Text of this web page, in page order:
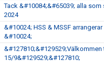
Tack &#10084;&#65039; alla
2024
&#10024; HSS & MSSF
&#10024;
15/9&#129529;&#127810;